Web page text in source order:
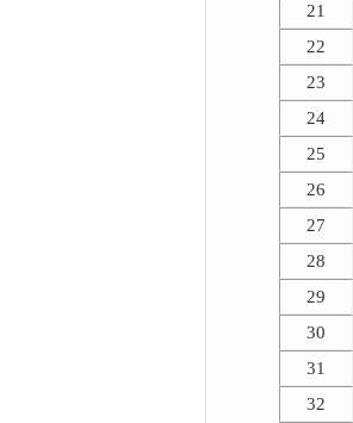
21
22
23
24
25
26
27
28
29
30
31
32